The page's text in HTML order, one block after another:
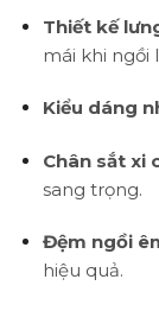
Thiết kế
mái khi ngồi
Kiểu dáng
Chân sắt xi
sang trọng.
Đệm ngồi
hiệu quả.